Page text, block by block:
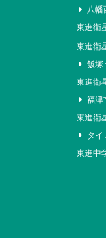
八幡
東進衛
東進衛
飯塚
東進衛
福津
東進衛
タイ
東進中